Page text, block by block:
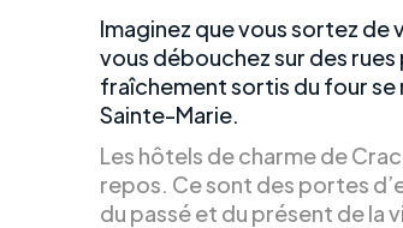
Imaginez que vous sortez de
vous débouchez sur des
fraîchement sortis du four se
Sainte-Marie.
Les hôtels de charme de
repos. Ce sont des portes
du passé et du présent de la